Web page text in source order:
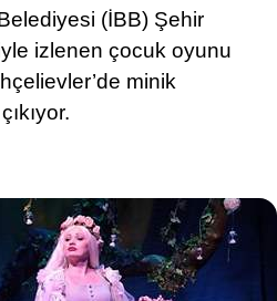
WhatsApp İhbar Hattı
(İBB) Şehir
izlenen çocuk oyunu
minik